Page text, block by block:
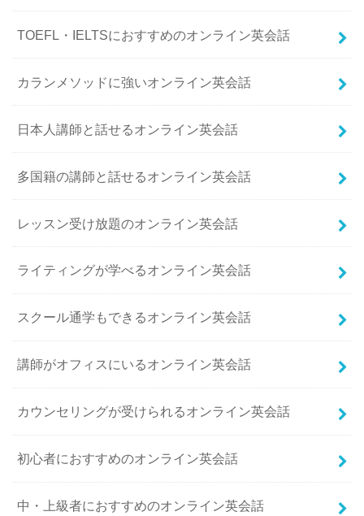
TOEFL・IELTSにおすすめのオンライン英会話
カランメソッドに強いオンライン英会話
日本人講師と話せるオンライン英会話
多国籍の講師と話せるオンライン英会話
レッスン受け放題のオンライン英会話
ライティングが学べるオンライン英会話
スクール通学もできるオンライン英会話
講師がオフィスにいるオンライン英会話
カウンセリングが受けられるオンライン英会話
初心者におすすめのオンライン英会話
中・上級者におすすめのオンライン英会話